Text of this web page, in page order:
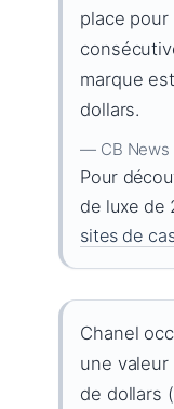
place pour
marque
dollars.
— CB News
Pour
de luxe de
sites de
Chanel
une valeur
de dollars